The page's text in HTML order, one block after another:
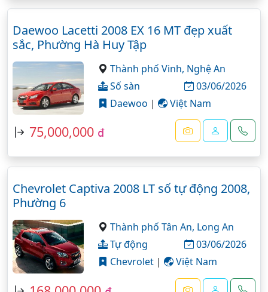
Daewoo Lacetti 2008 EX 16 MT đẹp xuất
sắc, Phường Hà Huy Tập
Thành phố Vinh, Nghệ An
Số sàn
03/06/2026
Daewoo | Việt Nam
75,000,000 đ
Chevrolet Captiva 2008 LT số tự động 2008,
Phường 6
Thành phố Tân An, Long An
Tự động
03/06/2026
Chevrolet | Việt Nam